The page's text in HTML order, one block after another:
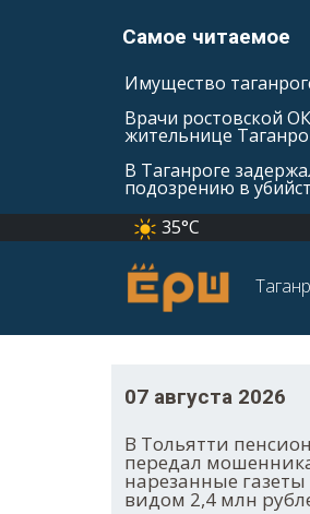
Самое читаемое
Имущество
Врачи ростовской
жительнице
В Таганроге
подозрению в
35°C
07 августа 2026
В Тольятти
передал
нарезанные
видом 2,4 млн